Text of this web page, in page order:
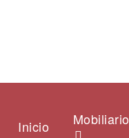
Inicio Mobiliario